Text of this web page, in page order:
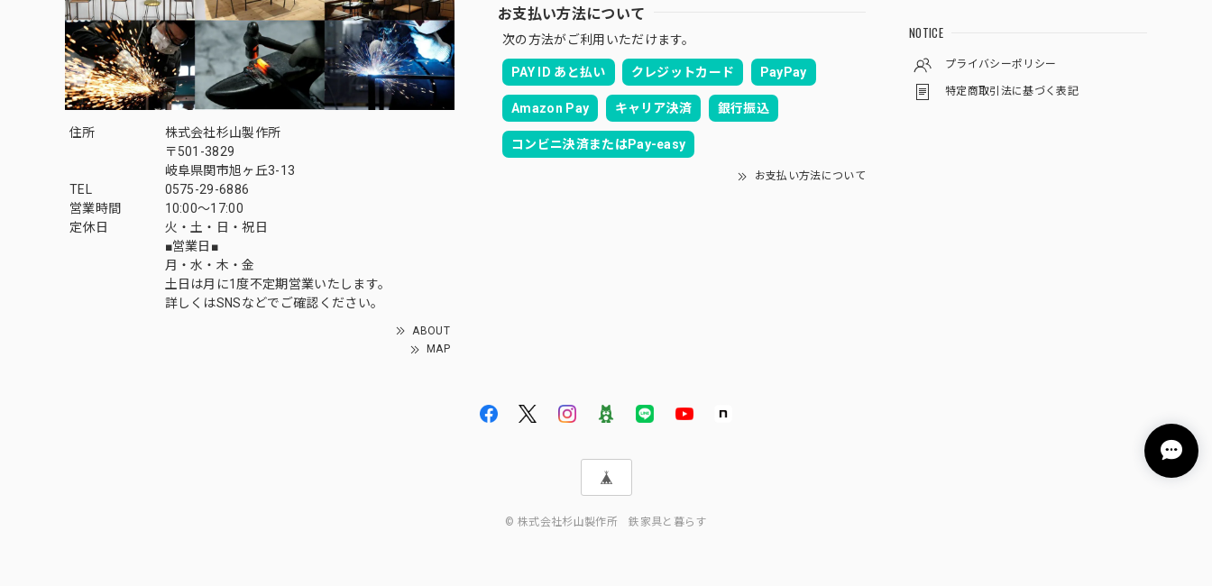
住所
株式会社杉山製作所
〒501-3829
岐阜県関市旭ヶ丘3-13
TEL
0575-29-6886
営業時間
10:00～17:00
定休日
火・土・日・祝日
■営業日■
月・水・木・金
土日は月に1度不定期営業いたします。
詳しくはSNSなどでご確認ください。
ABOUT
MAP
お支払い方法について
次の方法がご利用いただけます。
PAY ID あと払い クレジットカード PayPay
Amazon Pay キャリア決済 銀行振込
コンビニ決済またはPay-easy
お支払い方法について
NOTICE
プライバシーポリシー
特定商取引法に基づく表記
© 株式会社杉山製作所 鉄家具と暮らす